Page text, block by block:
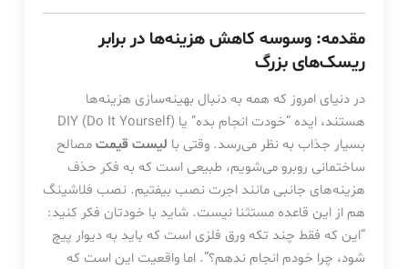
مقدمه: وسوسه کاهش هزینه‌ها در برابر
ریسک‌های بزرگ
در دنیای امروز که همه به دنبال بهینه‌سازی هزینه‌ها
هستند، ایده “خودت انجام بده” یا DIY (Do It Yourself)
بسیار جذاب به نظر می‌رسد. وقتی با لیست قیمتمصالح
ساختمانی روبرو می‌شویم، طبیعی است که به فکر حذف
هزینه‌های جانبی مانند اجرت نصب بیفتیم. نصب فلاشینگ
هم از این قاعده مستثنا نیست. شاید با خودتان فکر کنید:
“این که فقط چند تکه ورق فلزی است که باید به دیوار پیچ
شود، چرا خودم انجام ندهم؟”. اما واقعیت این است که